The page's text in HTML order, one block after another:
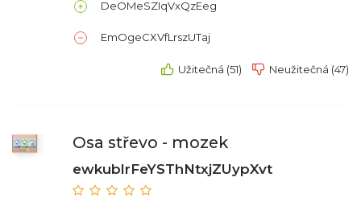
DeOMeSZIqVxQzEeg
EmOgeCXVfLrszUTaj
Užitečná (51) Neužitečná (47)
Osa střevo - mozek
ewkublrFeYSThNtxjZUypXvt